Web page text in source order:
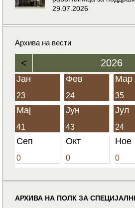
29.07.2026
Архива на вести
< 2026
Јан
23
Фев
24
Мар
35
Мај
41
Јун
43
Јул
24
Сеп
0
Окт
0
Ное
0
АРХИВА НА ПОЛК ЗА